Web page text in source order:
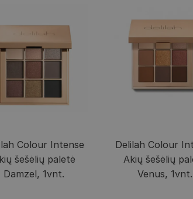
Colour Intense
šešėlių paletė
Damzel, 1vnt.
Delilah Colour
Akių šešėlių
Venus, 1vnt.